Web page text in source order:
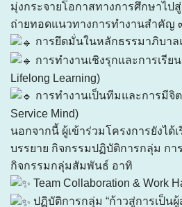
มุ่งกระจายโอกาสทางการศึกษาไป
ถ่ายทอดแนวทางการทำงานสำคัญ
การยึดมั่นในหลักธรรมาภิบา
การทำงานเชิงรุกและการเรีย
Lifelong Learning)
การทำงานเป็นทีมและการมีจิต
Service Mind)
นอกจากนี้ ผู้เข้าร่วมโครงการยังได้
บรรยาย กิจกรรมปฏิบัติการกลุ่ม กา
กิจกรรมกลุ่มสัมพันธ์ อาทิ
Team Collaboration & Work
ปฏิบัติการกลุ่ม “ก้าวสู่การเป็น